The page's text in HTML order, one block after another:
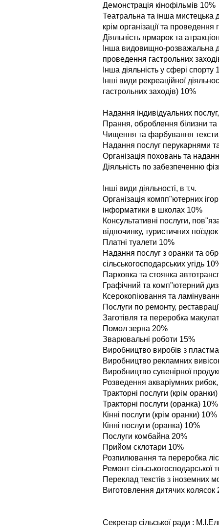
Демонстрацiя кiнофiльмiв 10%
Театральна та iнша мистецька
крім організації та
Дiяльнiсть ярмарок та
Iнша видовищно-розважальна
проведення гастрольних
Iнша дiяльнiсть у сферi спорту
Iншi види рекреацiйної
гастрольних заходів) 10%
Надання iндивiдуальних послуг,
Прання, оброблення бiлизни
Чищення та фарбування
Надання послуг перукарнями
Органiзацiя поховань та
Дiяльнiсть по забезпеченню
Iншi види дiяльностi, в т.ч.
Організація компп"ютерних
інформатики в школах 10%
Консультативні послуги,
відпочинку, туристичних
Платні туалети 10%
Надання послуг з оранки та
сільськогосподарських угідь
Парковка та стоянка
Графічний та комп"ютерний
Ксерокопіювання та
Послуги по ремонту,
Заготівля та переробка
Помол зерна 20%
Зварювальні роботи 15%
Виробництво виробів з
Виробництво рекламних
Виробництво сувенірної
Розведення акваріумних
Тракторні послуги (крім
Тракторні послуги (оранка) 10%
Кінні послуги (крім оранки) 10%
Кінні послуги (оранка) 10%
Послуги комбайна 20%
Прийом склотари 10%
Розпилювання та переробка
Ремонт сільськогосподарської
Переклад текстів з іноземних
Виготовлення дитячих колясок
Секретар сільської ради :